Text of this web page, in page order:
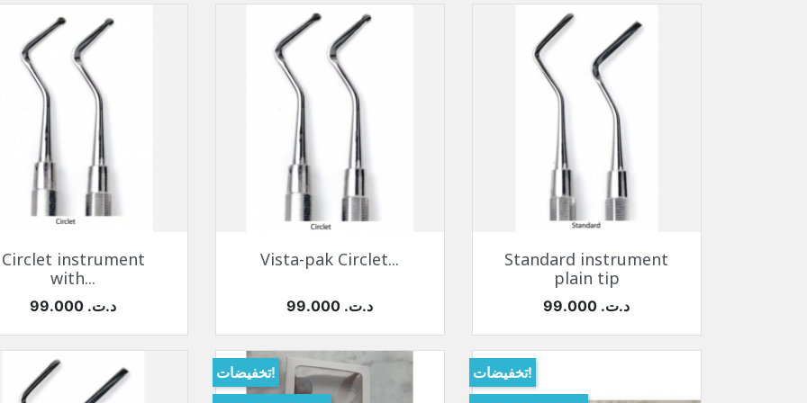
 نظرة سريعة
Circlet instrument
with...
السعر 99.000 د.ت.‏
نظرة سريعة
Vista-pak Circlet...
السعر 99.000 د.ت.‏
 نظرة سريعة
Standard instrument
plain tip
السعر 99.000 د.ت.‏
تخفيضات!
تخفيضات!